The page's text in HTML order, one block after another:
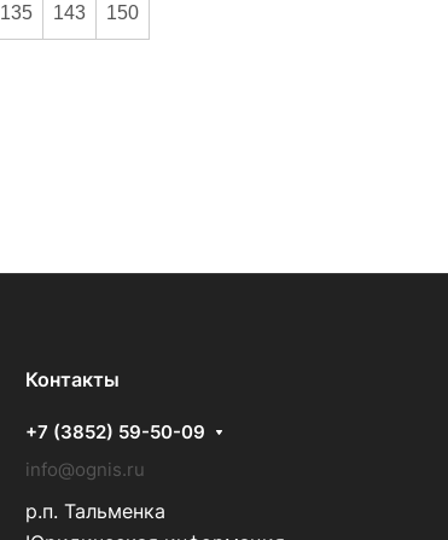
135 143 150
Контакты
+7 (3852) 59-50-09
info@ognis.ru
р.п. Тальменка